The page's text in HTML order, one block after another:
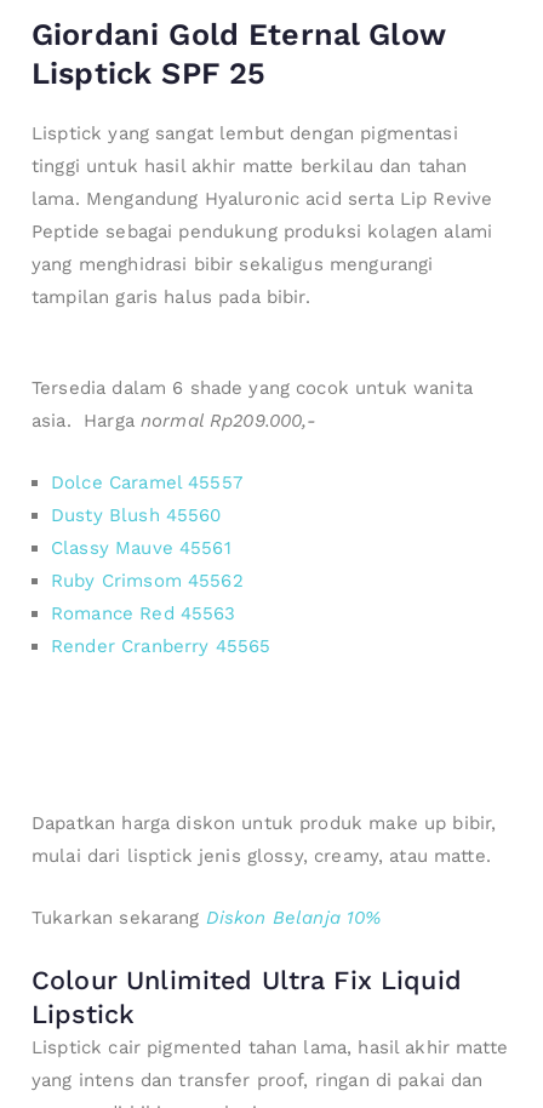
Giordani Gold Eternal Glow
Lisptick SPF 25
Lisptick yang sangat lembut dengan pigmentasi
tinggi untuk hasil akhir matte berkilau dan tahan
lama. Mengandung Hyaluronic acid serta Lip Revive
Peptide sebagai pendukung produksi kolagen alami
yang menghidrasi bibir sekaligus mengurangi
tampilan garis halus pada bibir.
Tersedia dalam 6 shade yang cocok untuk wanita
asia.
Harga normal Rp209.000,-
Dolce Caramel 45557
Dusty Blush 45560
Classy Mauve 45561
Ruby Crimsom 45562
Romance Red 45563
Render Cranberry 45565
Dapatkan harga diskon untuk produk make up bibir,
mulai dari lisptick jenis glossy, creamy, atau matte.
Tukarkan sekarang Diskon Belanja 10%
Colour Unlimited Ultra Fix Liquid
Lipstick
Lisptick cair pigmented tahan lama, hasil akhir matte
yang intens dan transfer proof, ringan di pakai dan